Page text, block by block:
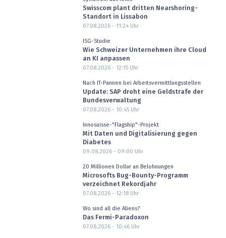
Swisscom plant dritten Nearshoring-
Standort in Lissabon
07.08.2026 - 11:24Uhr
ISG-Studie
Wie Schweizer Unternehmen ihre Cloud
an KI anpassen
07.08.2026 - 12:15Uhr
Nach IT-Pannen bei Arbeitsvermittlungsstellen
Update: SAP droht eine Geldstrafe der
Bundesverwaltung
07.08.2026 - 10:45Uhr
Innosuisse-"Flagship"-Projekt
Mit Daten und Digitalisierung gegen
Diabetes
09.08.2026 - 09:00 Uhr
20 Millionen Dollar an Belohnungen
Microsofts Bug-Bounty-Programm
verzeichnet Rekordjahr
07.08.2026 - 12:18Uhr
Wo sind all die Aliens?
Das Fermi-Paradoxon
07.08.2026 - 10:46Uhr